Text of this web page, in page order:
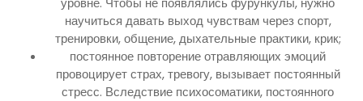
научиться давать выход чувствам через спорт,
тренировки, общение, дыхательные практики, крик;
постоянное повторение отравляющих эмоций
провоцирует страх, тревогу, вызывает постоянный
стресс. Вследствие психосоматики, постоянного